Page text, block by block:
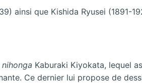
ainsi que Kishida Ryusei (1891-
nihonga Kaburaki Kiyokata, lequel
Ce dernier lui propose de